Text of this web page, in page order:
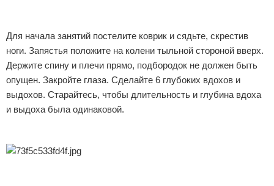
Для начала занятий постелите коврик и сядьте, скрестив
ноги. Запястья положите на колени тыльной стороной вверх.
Держите спину и плечи прямо, подбородок не должен быть
опущен. Закройте глаза. Сделайте 6 глубоких вдохов и
выдохов. Старайтесь, чтобы длительность и глубина вдоха
и выдоха была одинаковой.